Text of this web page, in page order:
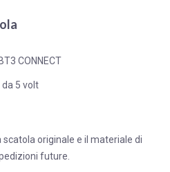
CONNECT
5 volt
scatola originale e il materiale di
future.